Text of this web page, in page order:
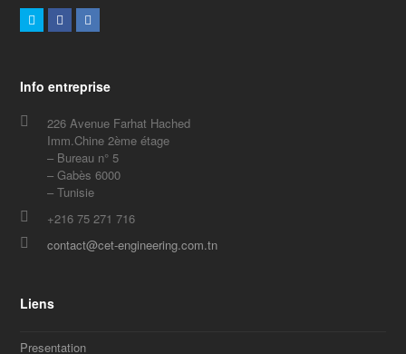
Twitter Facebook
Info entreprise
226 Avenue Farhat Hached
Imm.Chine 2ème étage
– Bureau n° 5
– Gabès 6000
– Tunisie
+216 75 271 716
contact@cet-engineering.com.tn
Liens
Presentation